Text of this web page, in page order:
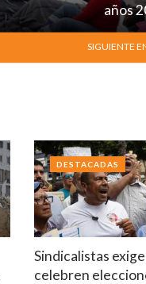
años
SIGUIENTE
Sindicalistas
celebren
DESTACADAS